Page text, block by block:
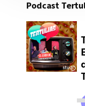
Podcast